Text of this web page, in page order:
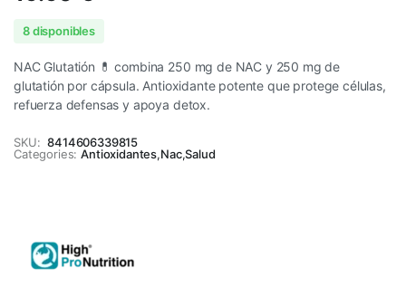
8 disponibles
NAC Glutatión 💊 combina 250 mg de NAC y 250 mg de
glutatión por cápsula. Antioxidante potente que protege células,
refuerza defensas y apoya detox.
SKU: 8414606339815
Categories: Antioxidantes,Nac,Salud